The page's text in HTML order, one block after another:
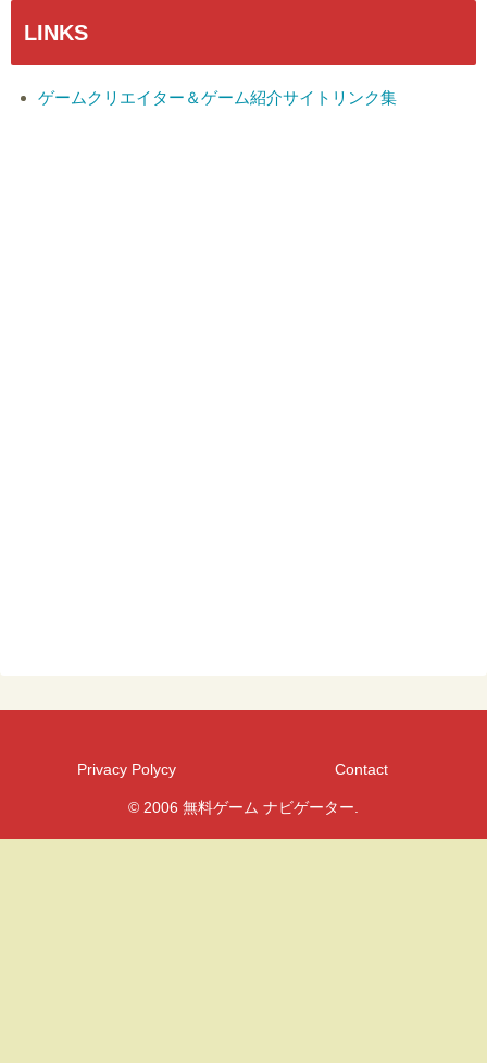
LINKS
ゲームクリエイター＆ゲーム紹介サイトリンク集
Privacy Polycy Contact
© 2006 無料ゲーム ナビゲーター.